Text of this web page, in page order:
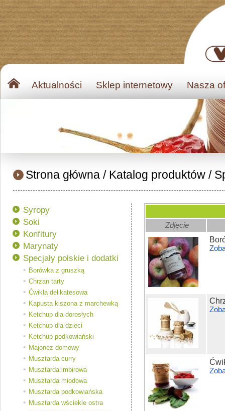
Aktualności Sklep internetowy Nasza
Strona główna / Katalog produktów /
Syropy
Soki
Konfitury
Marynaty
Specjały polskie i dodatki
Borówka z gruszką
Chrzan tarty
Ćwikła delikatesowa
Kapusta kiszona z marchewką
Ketchup dla dorosłych
Ketchup dla dzieci
Ketchup podkowiański
Majonez domowy
Musztarda curry
Musztarda imbirowa
Musztarda miodowa
Musztarda podkowiańska
Musztarda wściekle ostra
Zdjęcie